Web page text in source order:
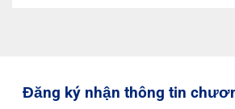
Đăng ký nhận thông tin